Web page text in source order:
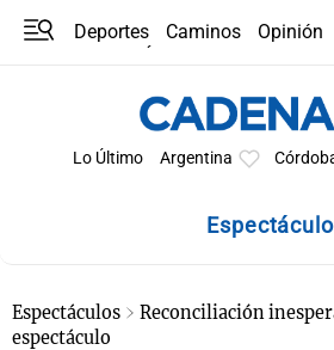
Deportes Caminos
Opinión
Lo Último Argentina
Espectáculos
Reconciliación
espectáculo